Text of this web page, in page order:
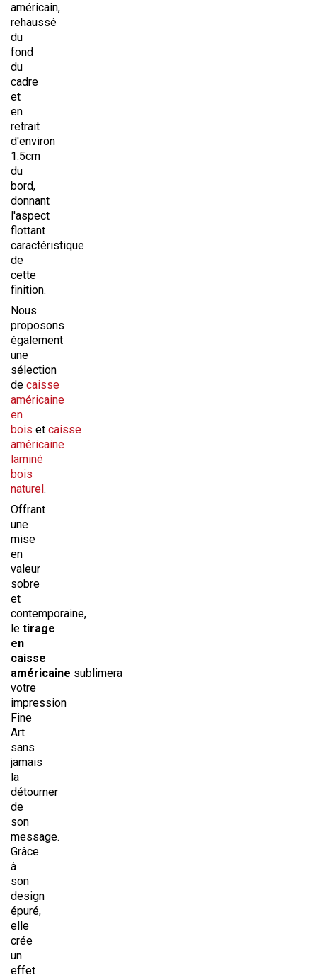
américain,
rehaussé
du
fond
du
cadre
et
en
retrait
d'environ
1.5cm
du
bord,
donnant
l'aspect
flottant
caractéristique
de
cette
finition.
Nous
proposons
également
une
sélection
de caisse
américaine
en
bois et caisse
américaine
laminé
bois
naturel.
Offrant
une
mise
en
valeur
sobre
et
contemporaine,
le tirage
en
caisse
américaine sublimera
votre
impression
Fine
Art
sans
jamais
la
détourner
de
son
message.
Grâce
à
son
design
épuré,
elle
crée
un
effet